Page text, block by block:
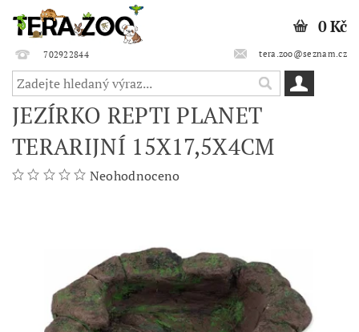
702922844 tera.zoo@seznam.cz
0 Kč
JEZÍRKO REPTI PLANET
TERARIJNÍ 15X17,5X4CM
Neohodnoceno